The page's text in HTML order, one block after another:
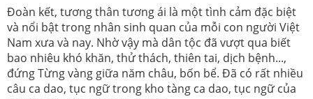
Đoàn kết, tương thân tương ái là một tình cảm đặc biệt
và nổi bật trong nhân sinh quan của mỗi con người Việt
Nam xưa và nay. Nhờ vậy mà dân tộc đã vượt qua biết
bao nhiêu khó khăn, thử thách, thiên tai, dịch bệnh...,
đứng Từng vàng giữa năm châu, bốn bể. Đã có rất nhiều
câu ca dao, tục ngữ trong kho tàng ca dao, tục ngữ của